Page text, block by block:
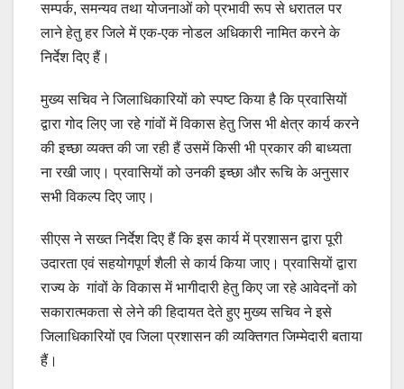
सम्पर्क, समन्यव तथा योजनाओं को प्रभावी रूप से धरातल पर
लाने हेतु हर जिले में एक-एक नोडल अधिकारी नामित करने के
निर्देश दिए हैं।
मुख्य सचिव ने जिलाधिकारियों को स्पष्ट किया है कि प्रवासियों
द्वारा गोद लिए जा रहे गांवों में विकास हेतु जिस भी क्षेत्र कार्य करने
की इच्छा व्यक्त की जा रही हैं उसमें किसी भी प्रकार की बाध्यता
ना रखी जाए। प्रवासियों को उनकी इच्छा और रूचि के अनुसार
सभी विकल्प दिए जाए।
सीएस ने सख्त निर्देश दिए हैं कि इस कार्य में प्रशासन द्वारा पूरी
उदारता एवं सहयोगपूर्ण शैली से कार्य किया जाए। प्रवासियों द्वारा
राज्य के गांवों के विकास में भागीदारी हेतु किए जा रहे आवेदनों को
सकारात्मकता से लेने की हिदायत देते हुए मुख्य सचिव ने इसे
जिलाधिकारियों एव जिला प्रशासन की व्यक्तिगत जिम्मेदारी बताया
हैं।